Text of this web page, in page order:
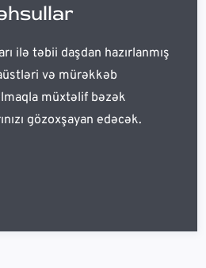
ilə təbii daşdan hazırlanmış
və mürəkkəb
müxtəlif bəzək
gözoxşayan edəcək.